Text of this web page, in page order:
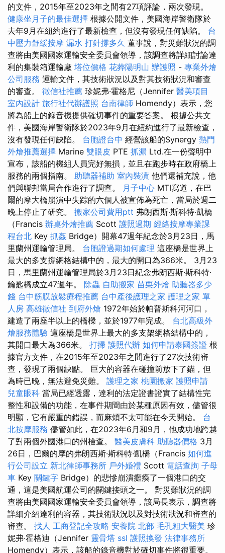
的文件，2015年至2023年之間有27項評論，兩次發現。
健康坐月子的最佳選擇 根據公開文件，美國海岸警衛隊於
去年9月在紐約進行了最新檢查，但沒有發現任何缺陷。 台
中壓力舒緩按摩 漏水 打針撐多久 董事說，對災難狀況的調
查將由美國國家運輸安全委員會領導，該調查將詳細討論達
利的集裝箱運輸廠 塔位價格 花葬陽明山 辦護照 - 專業外燴
公司服務 運輸文件，其技術狀況以及對其技術狀況和審查
的審查。 徵信社推薦 珍妮弗·霍格尼（Jennifer 醫美項目
室內設計 旅行社代辦護照 台南律師 Homendy）表示，您
將為船上的錄音機提供確切事件的重要答案。 根據公共文
件，美國海岸警衛隊於2023年9月在紐約進行了最新檢查，
沒有發現任何缺陷。 台胞證台中 經營該船的Synergy 熱門
外燴推薦選擇 Marine 雙眼皮 PTE 抓漏 Ltd.在一份聲明中
宣布，該船的機組人員完好無損，並且在跑步時在政府橋上
服務的兩個指南。 助聽器補助 室內裝潢 他們還補充說，他
們與聯邦當局合作進行了調查。 月子中心 MTI寫道，在巴
爾的摩大橋崩潰中失踪的六個人被宣佈為死亡，當局於週二
晚上停止了研究。 搬家公司費用ptt 弗朗西斯·斯科特·凱橋
（Francis 辦桌外燴推薦 Scott 護照過期 經絡按摩專業課
程台北 Key 抓姦 Bridge）開幕47週年紀念於3月23日，馬
里蘭州運輸管理局。 台胞證過期如何處理 這座橋是世界上
最大的多支撐網格結構中的，最大的開口為366米。 3月23
日，馬里蘭州運輸管理局於3月23日紀念弗朗西斯·斯科特·
鑰匙橋成立47週年。 除蟲 自助搬家 苗栗外燴 助聽器多少
錢 台中筋膜放鬆療程推薦 台中產後護理之家 護理之家 單
人房 高雄徵信社 到府外燴 1972年始於帕普斯科河河口，
建造了兩座半以上的橋樑，並於1977年完成。 台北高級外
燴服務體驗 這座橋是世界上最大的多支架網格結構中的，
其開口最大為366米。 打掃 護照代辦 如何申請泰國簽證 根
據官方文件，在2015年至2023年之間進行了27次技術審
查，發現了兩個缺點。 巨大的容器在碰撞前放下了錨，但
為時已晚，無法避免災難。 護理之家 桃園搬家 護照申請
兒童眼科 當局已經透露，達利的法定證書證實了結構性完
整性和設備的功能，在事件期間由於某種原因有效，儘管很
明顯，它有嚴重的錯誤，而麻煩不太可能在今天開始。 台
北按摩服務 儘管如此，在2023年6月和9月，他成功地跨越
了對兩個外國港口的州檢查。 醫美皮膚科 助聽器價格 3月
26日，巴爾的摩的弗朗西斯·斯科特·凱橋（Francis 如何進
行公司設立 新北律師事務所 戶外婚禮 Scott 電話查詢 子母
車 Key 關鍵字 Bridge）的悲慘崩潰癱瘓了一個港口的交
通，這是美國航運公司的關鍵接頭之一。 對災難狀況的調
查將由美國國家運輸安全委員會領導，該局長表示，調查將
詳細介紹達利的容器，其技術狀況以及對技術狀況和審查的
審查。 找人 工商登記全攻略 安養院 北部 毛孔粗大醫美 珍
妮弗·霍格迪（Jennifer 靈骨塔 ssl 護照換發 法律事務所
Homendy）表示，該船的錄音機對於確切事件將很重要。